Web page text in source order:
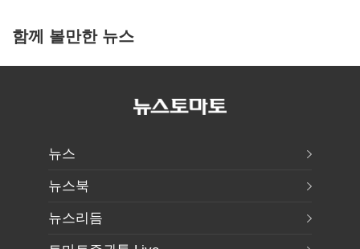
함께 볼만한 뉴스
뉴스
뉴스북
뉴스리듬